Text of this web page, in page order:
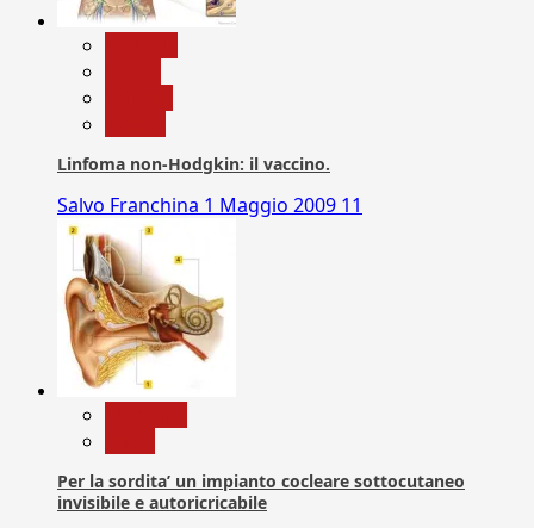
Linfoma non-Hodgkin: il vaccino.
Salvo Franchina 1 Maggio 2009 11
Per la sordita’ un impianto cocleare sottocutaneo
invisibile e autoricricabile